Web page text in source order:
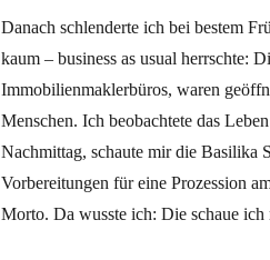
Danach schlenderte ich bei bestem
kaum – business as usual herrschte:
Immobilienmaklerbüros, waren
Menschen. Ich beobachtete das
Nachmittag, schaute mir die Basilika
Vorbereitungen für eine Prozession
Morto. Da wusste ich: Die schaue ich